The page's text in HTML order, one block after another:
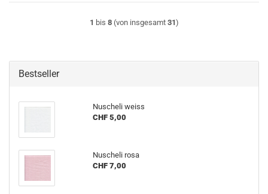
1 bis 8(von insgesamt 31)
Bestseller
Nu­sche­li weiss
CHF 5,00
Nu­sche­li rosa
CHF 7,00